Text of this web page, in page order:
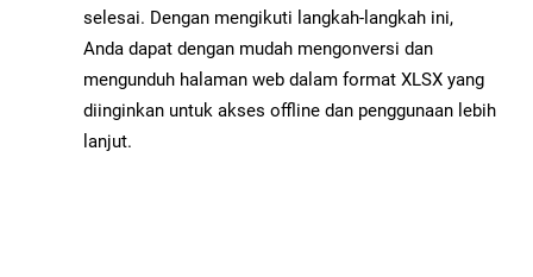
selesai. Dengan mengikuti langkah-langkah ini,
Anda dapat dengan mudah mengonversi dan
mengunduh halaman web dalam format XLSX yang
diinginkan untuk akses offline dan penggunaan lebih
lanjut.